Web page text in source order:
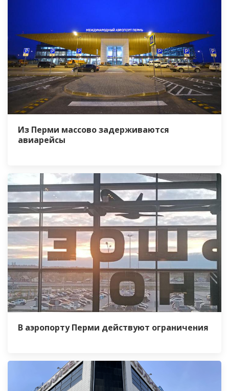
Из Перми массово задерживаются
авиарейсы
В аэропорту Перми действуют ограничения